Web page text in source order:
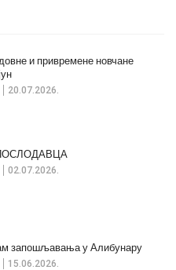
20.07.2026.
и привремене новчане
02.07.2026.
15.06.2026.
запошљавања у Алибунару